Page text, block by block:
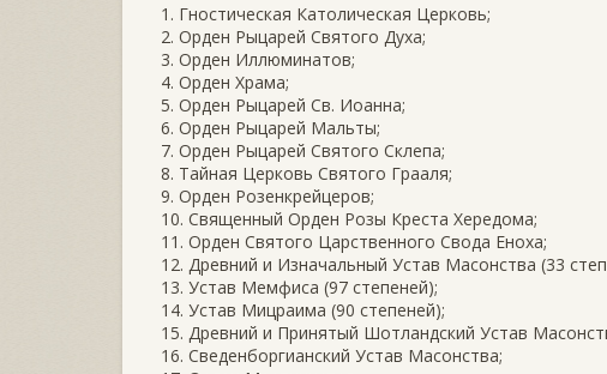
1. Гностическая Католическая Церковь;
2. Орден Рыцарей Святого Духа;
3. Орден Иллюминатов;
4. Орден Храма;
5. Орден Рыцарей Св. Иоанна;
6. Орден Рыцарей Мальты;
7. Орден Рыцарей Святого Склепа;
8. Тайная Церковь Святого Грааля;
9. Орден Розенкрейцеров;
10. Священный Орден Розы Креста Хередома;
11. Орден Святого Царственного Свода Еноха;
12. Древний и Изначальный Устав Масонства (33
13. Устав Мемфиса (97 степеней);
14. Устав Мицраима (90 степеней);
15. Древний и Принятый Шотландский Устав
16. Сведенборгианский Устав Масонства;